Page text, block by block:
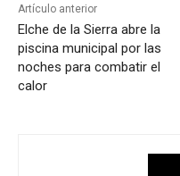
Artículo anterior
Elche de la Sierra abre la
piscina municipal por las
noches para combatir el
calor